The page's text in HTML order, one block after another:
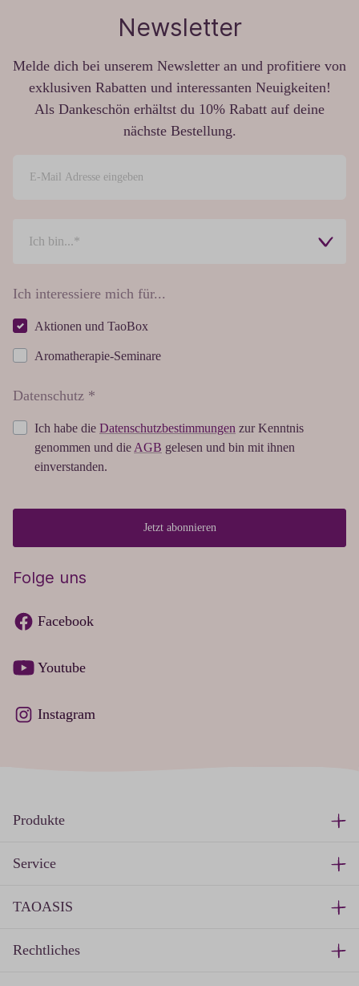
Newsletter
Melde dich bei unserem Newsletter an und profitiere von
exklusiven Rabatten und interessanten Neuigkeiten!
Als Dankeschön erhältst du 10% Rabatt auf deine
nächste Bestellung.
Ich interessiere mich für...
Aktionen und TaoBox
Aromatherapie-Seminare
Datenschutz *
Ich habe die Datenschutzbestimmungen zur Kenntnis
genommen und die AGB gelesen und bin mit ihnen
einverstanden.
Jetzt abonnieren
Folge uns
Facebook
Youtube
Instagram
Produkte
Service
TAOASIS
Rechtliches